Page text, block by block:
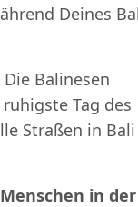
Deines
Balinesen
Tag des
Straßen in
in der